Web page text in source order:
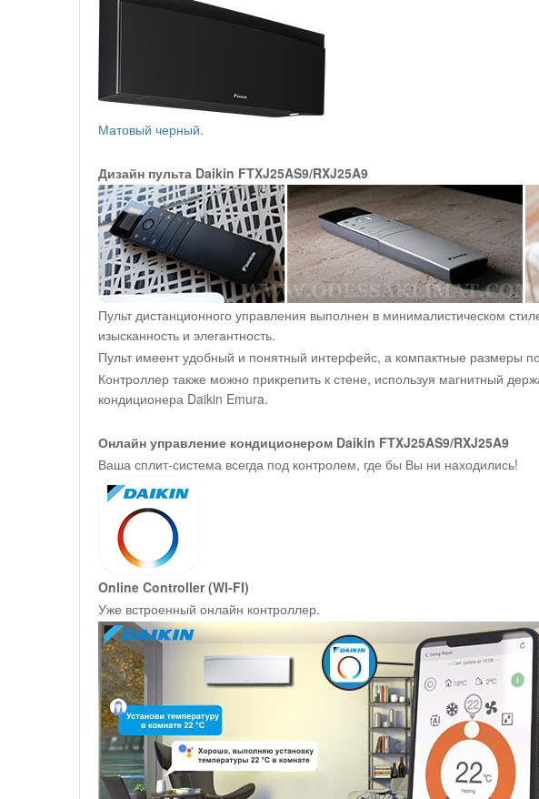
Матовый черный.
Дизайн пульта Daikin FTXJ25AS9/RXJ25A9
Пульт дистанционного управления выполнен в минималистическом
изысканность и элегантность.
Пульт имеент удобный и понятный интерфейс, а компактные размеры
Контроллер также можно прикрепить к стене, используя магнитный
кондиционера Daikin Emura.
Онлайн управление кондиционером Daikin FTXJ25AS9/RXJ25A9
Ваша сплит-система всегда под контролем, где бы Вы ни находились!
Online Controller (WI-FI)
Уже встроенный онлайн контроллер.